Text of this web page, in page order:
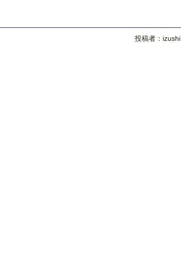
投稿者：izushi